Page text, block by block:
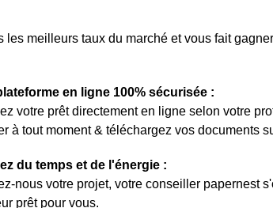
les meilleurs taux du marché et vous fait
en ligne 100% sécurisée :
votre prêt directement en ligne selon votre
à tout moment & téléchargez vos documents
du temps et de l'énergie :
nous votre projet, votre conseiller papernest
prêt pour vous.